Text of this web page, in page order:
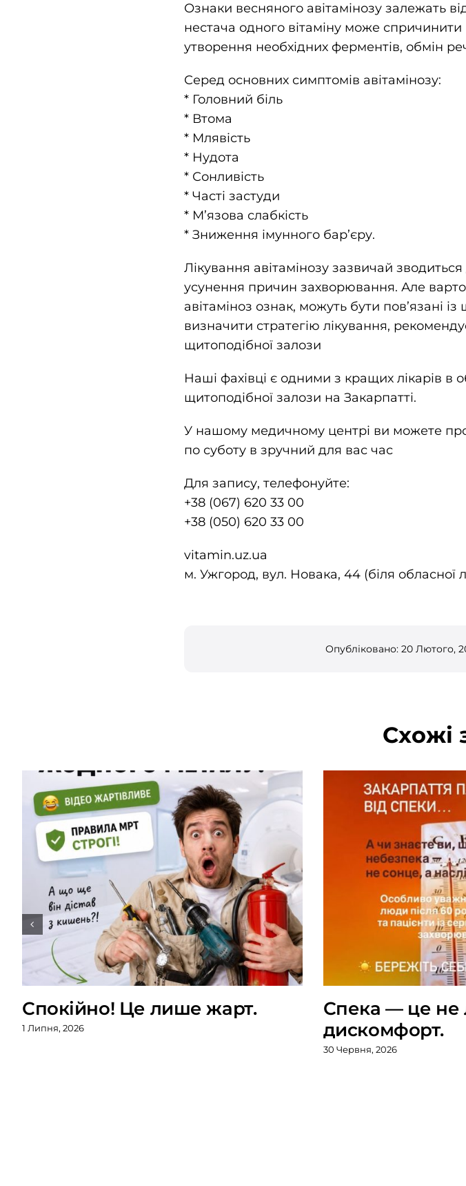
Ознаки весняного авітамінозу залежать
нестача одного вітаміну може
утворення необхідних ферментів, обмін
Серед основних симптомів авітамінозу:
* Головний біль
* Втома
* Млявість
* Нудота
* Сонливість
* Часті застуди
* М’язова слабкість
* Зниження імунного бар’єру.
Лікування авітамінозу зазвичай
усунення причин захворювання. Але
авітаміноз ознак, можуть бути пов’язані
визначити стратегію лікування,
щитоподібної залози
Наші фахівці є одними з кращих лікарів в
щитоподібної залози на Закарпатті.
У нашому медичному центрі ви можете
по суботу в зручний для вас час
Для запису, телефонуйте:
+38 (067) 620 33 00
+38 (050) 620 33 00
vitamin.uz.ua
м. Ужгород, вул. Новака, 44 (біля обласної
Опубліковано: 20 Лютого,
Схожі
Спокійно! Це лише жарт.
1 Липня, 2026
Спека — це
дискомфорт.
30 Червня, 2026